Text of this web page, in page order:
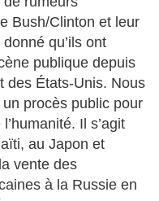
Bush/Clinton et leur
qu’ils ont
publique depuis
des États-Unis. Nous
procès public pour
Il s’agit
au Japon et
vente des
à la Russie en